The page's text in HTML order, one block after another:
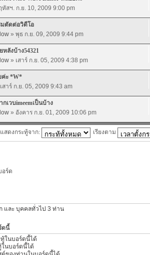
หัสฯ. ก.ย. 10, 2009 9:00 pm
มตัดต่อวิดีโอ
» พุธ ก.ย. 09, 2009 9:44 pm
ลังบ้าง54321
» เสาร์ ก.ย. 05, 2009 4:38 pm
ะ *W*
สาร์ ก.ย. 05, 2009 9:43 am
กเวบimeemเป็นบ้าง
» อังคาร ก.ย. 01, 2009 10:06 pm
แสดงกระทู้จาก: เรียงตาม
อร์ด
และ บุคคลทั่วไป 3 ท่าน
ดนี้
ในบอร์ดนี้ได้
ในบอร์ดนี้ได้